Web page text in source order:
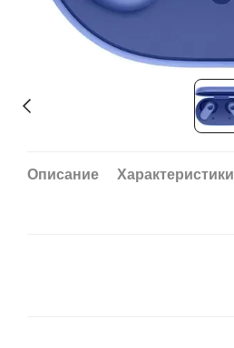
Описание Характеристики